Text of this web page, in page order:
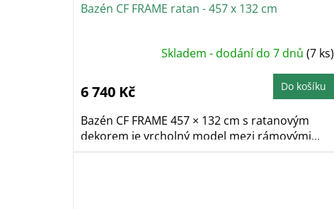
Bazén CF FRAME ratan - 457 x 132 cm
Skladem - dodání do 7 dnů (7 ks)
6 740 Kč Do košíku
Bazén CF FRAME 457 × 132 cm s ratanovým
dekorem je vrcholný model mezi rámovými...